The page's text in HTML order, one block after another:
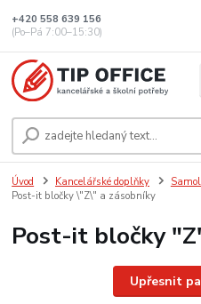
+420 558 639 156
(Po–Pá 7:00–15:30)
Úvod Kancelářské doplňky
Post-it bločky \"Z\" a zásobníky
Post-it bločky
Upřesnit